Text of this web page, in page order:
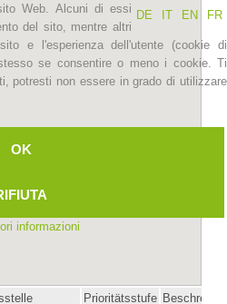
DE
IT EN FR
Web. Alcuni di essi
del sito, mentre altri
e l'esperienza dell'utente (cookie di
se consentire o meno i cookie. Ti
potresti non essere in grado di utilizzare
OK
informazioni